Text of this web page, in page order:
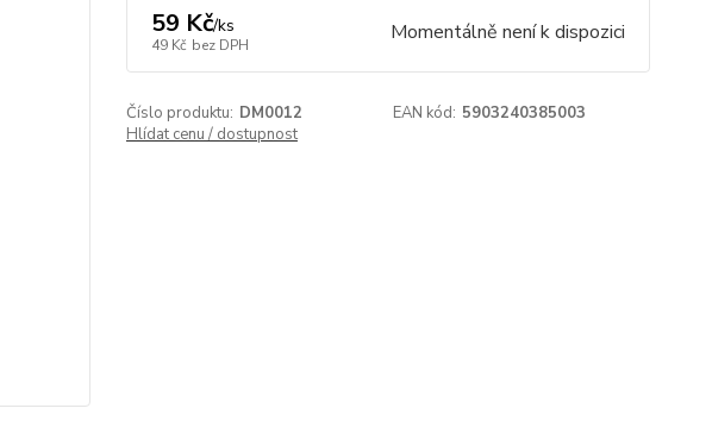
59 Kč/ks
49 Kč bez DPH Momentálně není k dispozici
Číslo produktu: DM0012 EAN kód: 5903240385003
Hlídat cenu / dostupnost